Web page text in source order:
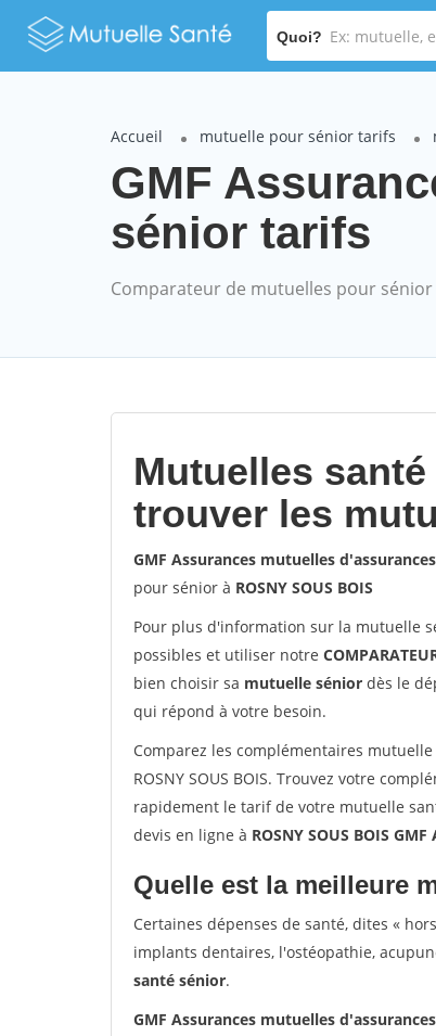
Quoi?
Accueil mutuelle pour sénior tarifs
GMF
sénior tarifs
Comparateur de mutuelles pour sénior
Mutuelles
trouver les
GMF Assurances mutuelles d'assurances
pour sénior à ROSNY SOUS BOIS
Pour plus d'information sur la mutuelle
possibles et utiliser notre
bien choisir sa mutuelle sénior dès le
qui répond à votre besoin.
Comparez les complémentaires
ROSNY SOUS BOIS. Trouvez votre
rapidement le tarif de votre mutuelle
devis en ligne à ROSNY SOUS BOIS
Quelle est la meilleure
Certaines dépenses de santé, dites «
implants dentaires, l'ostéopathie,
santé sénior.
GMF Assurances mutuelles d'assurances